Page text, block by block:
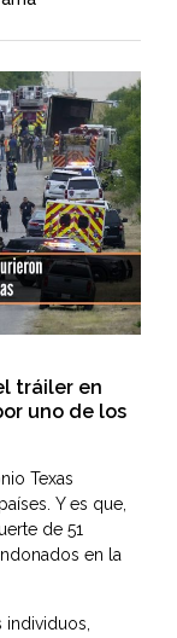
tráiler en
uno de los
Texas
Y es que,
de 51
en la
individuos,